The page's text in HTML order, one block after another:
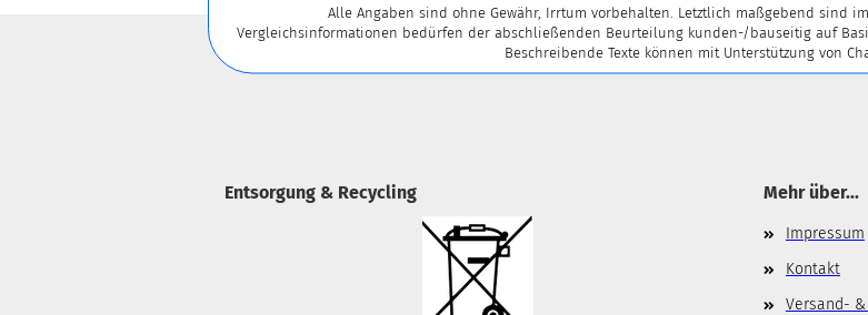
Alle Angaben sind ohne Gewähr, Irrtum vorbehalten. Letztlich maßgebend sind
Vergleichsinformationen bedürfen der abschließenden Beurteilung kunden-/bauseitig auf
Beschreibende Texte können mit Unterstützung von
Entsorgung & Recycling Mehr über...
Impressum
Kontakt
Versand-